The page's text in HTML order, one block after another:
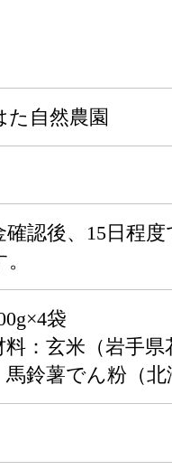
た自然農園
確認後、15日程
袋
：玄米（岩手県
馬鈴薯でん粉（北